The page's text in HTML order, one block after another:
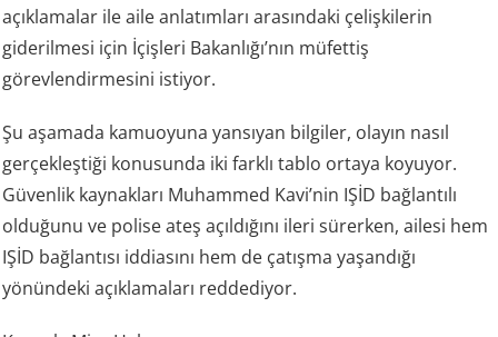
açıklamalar ile aile anlatımları arasındaki çelişkilerin
giderilmesi için İçişleri Bakanlığı’nın müfettiş
görevlendirmesini istiyor.
Şu aşamada kamuoyuna yansıyan bilgiler, olayın nasıl
gerçekleştiği konusunda iki farklı tablo ortaya koyuyor.
Güvenlik kaynakları Muhammed Kavi’nin IŞİD bağlantılı
olduğunu ve polise ateş açıldığını ileri sürerken, ailesi hem
IŞİD bağlantısı iddiasını hem de çatışma yaşandığı
yönündeki açıklamaları reddediyor.